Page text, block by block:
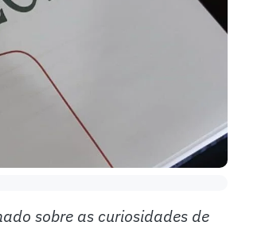
sobre as curiosidades de